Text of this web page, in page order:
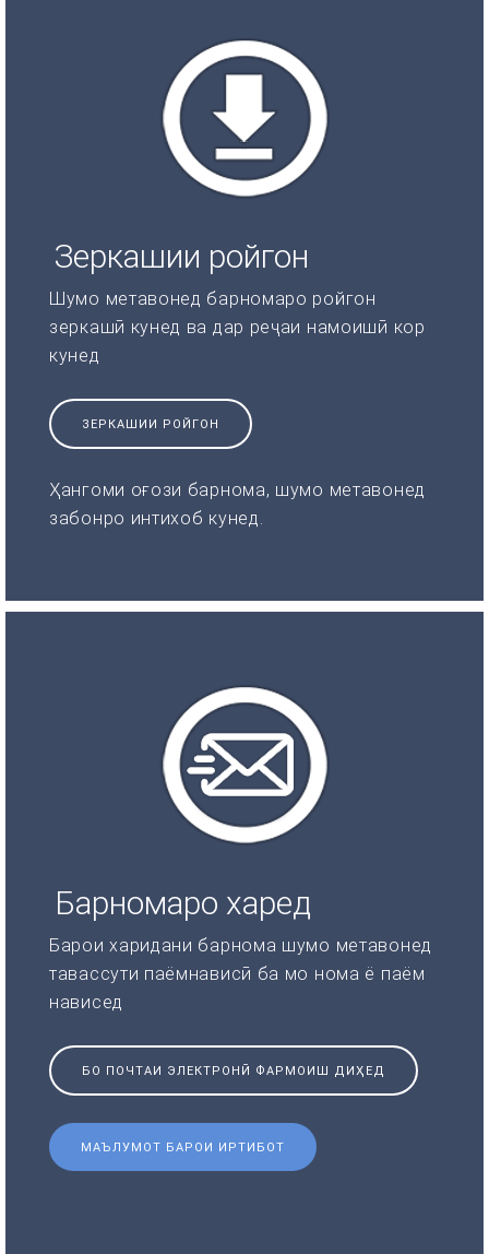
Зеркашии ройгон
Шумо метавонед барномаро ройгон
зеркашӣ кунед ва дар реҷаи намоишӣ кор
кунед
ЗЕРКАШИИ РОЙГОН
Ҳангоми оғози барнома, шумо метавонед
забонро интихоб кунед.
Барномаро харед
Барои харидани барнома шумо метавонед
тавассути паёмнависӣ ба мо нома ё паём
нависед
БО ПОЧТАИ ЭЛЕКТРОНӢ ФАРМОИШ ДИҲЕД
МАЪЛУМОТ БАРОИ ИРТИБОТ